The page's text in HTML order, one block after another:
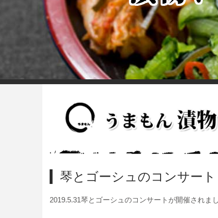
琴とゴーシュのコンサート
2019.5.31琴とゴーシュのコンサートが開催されま